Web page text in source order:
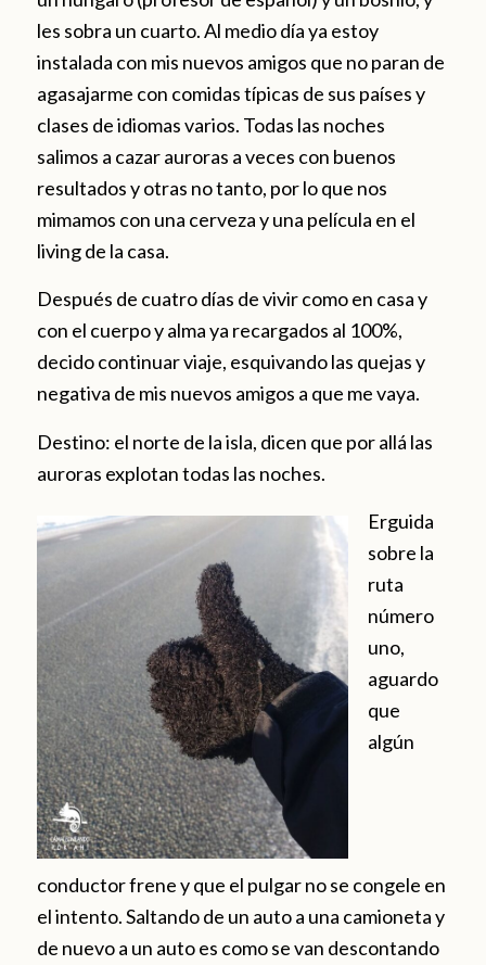
les sobra un cuarto. Al medio día ya estoy
instalada con mis nuevos amigos que no paran de
agasajarme con comidas típicas de sus países y
clases de idiomas varios. Todas las noches
salimos a cazar auroras a veces con buenos
resultados y otras no tanto, por lo que nos
mimamos con una cerveza y una película en el
living de la casa.
Después de cuatro días de vivir como en casa y
con el cuerpo y alma ya recargados al 100%,
decido continuar viaje, esquivando las quejas y
negativa de mis nuevos amigos a que me vaya.
Destino: el norte de la isla, dicen que por allá las
auroras explotan todas las noches.
Erguida
sobre la
ruta
número
uno,
aguardo
que
algún
conductor frene y que el pulgar no se congele en
el intento. Saltando de un auto a una camioneta y
de nuevo a un auto es como se van descontando